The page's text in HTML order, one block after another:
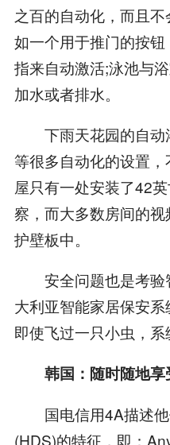
之百的自动化，而且不
如一个用于推门的按
指来自动激活;泳池与
加水或者排水。
下雨天花园的自动
等很多自动化的设置
屋只有一处安装了42
察，而大多数房间的
护壁板中。
安全问题也是考验
大利亚智能家居保安系
即使飞过一只小虫，系
韩国：随时随地享
国电信用4A描述他
(HDS)的特征，即：